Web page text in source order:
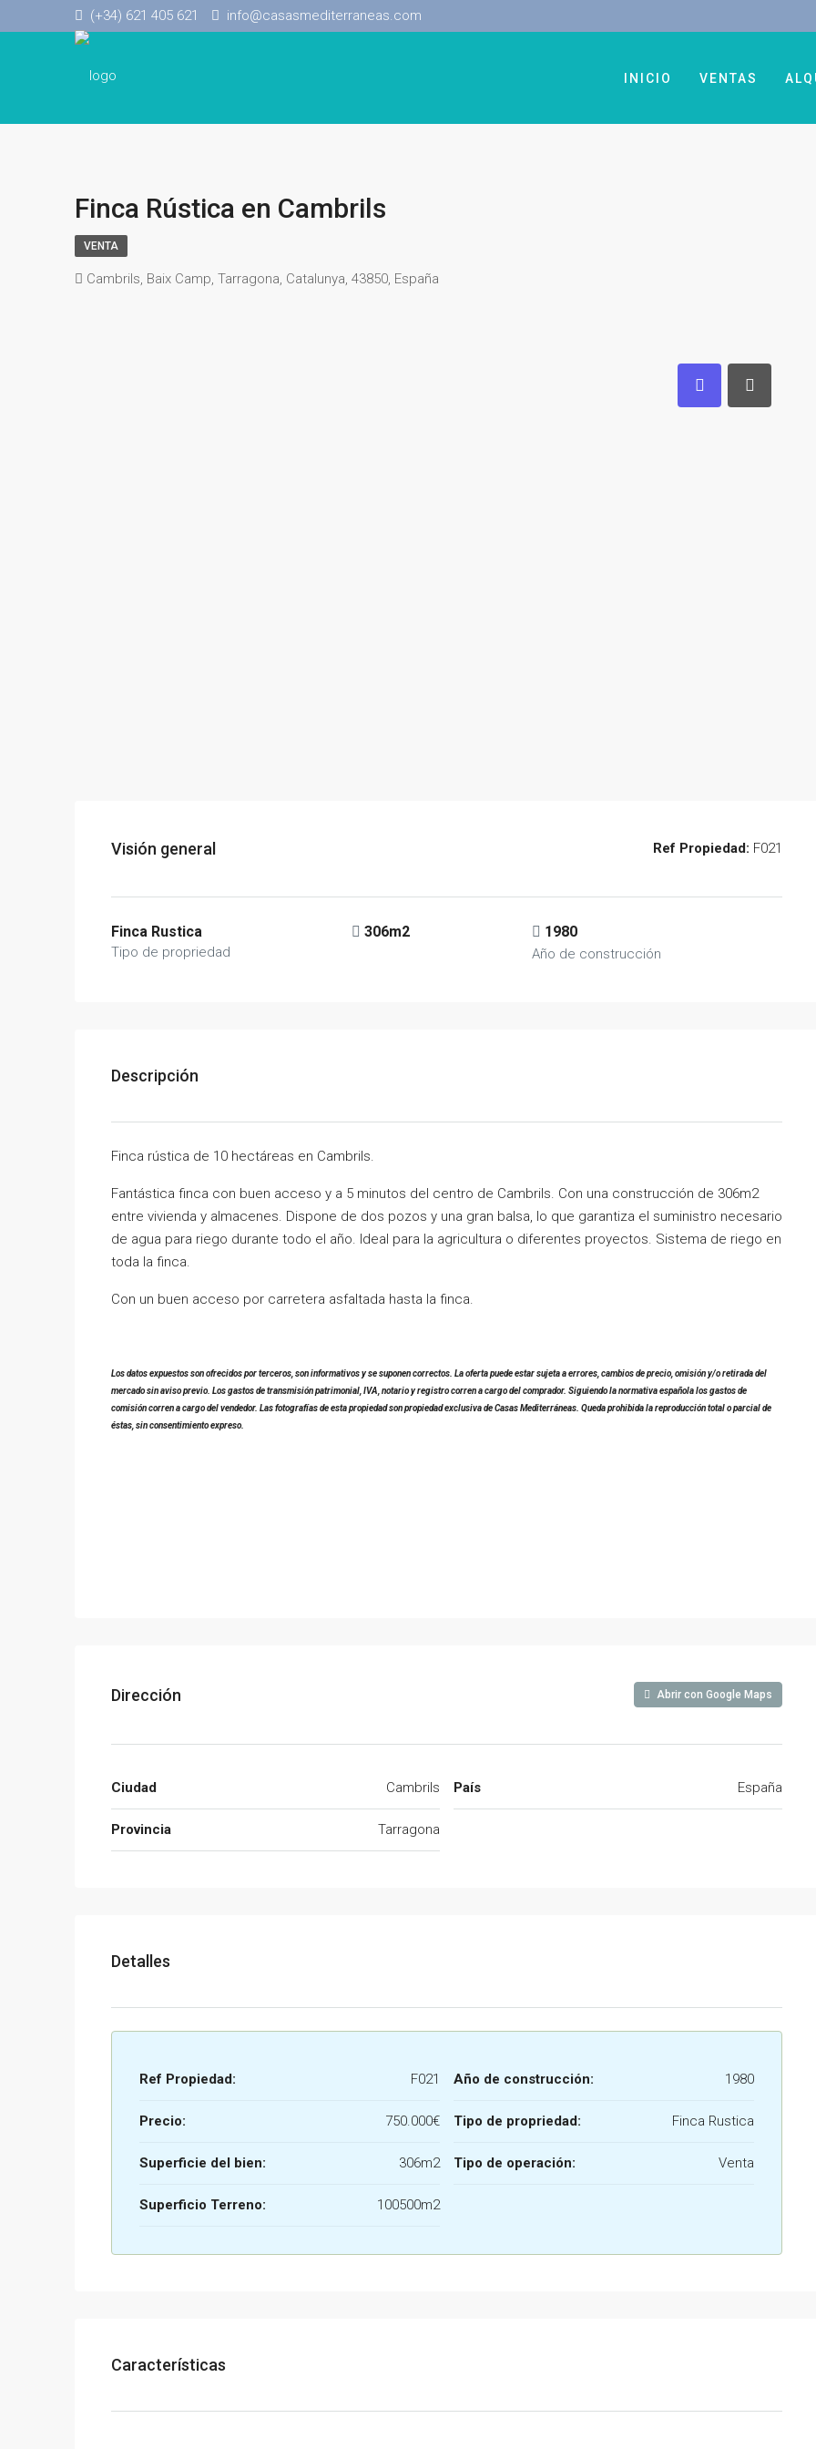
(+34) 621 405 621 info@casasmediterraneas.com
INICIO VENTAS
Finca Rústica en Cambrils
VENTA
Cambrils, Baix Camp, Tarragona, Catalunya, 43850, España
Visión general Ref Propiedad: F021
Finca Rustica
Tipo de propriedad
306m2 1980
Año de construcción
Descripción
Finca rústica de 10 hectáreas en Cambrils.
Fantástica finca con buen acceso y a 5 minutos del centro de Cambrils. Con una construcción de 306m2
entre vivienda y almacenes. Dispone de dos pozos y una gran balsa, lo que garantiza el suministro necesario
de agua para riego durante todo el año. Ideal para la agricultura o diferentes proyectos. Sistema de riego en
toda la finca.
Con un buen acceso por carretera asfaltada hasta la finca.
Los datos expuestos son ofrecidos por terceros, son informativos y se suponen correctos. La oferta puede estar sujeta a errores, cambios de precio, omisión y/o retirada del
mercado sin aviso previo. Los gastos de transmisión patrimonial, IVA, notario y registro corren a cargo del comprador. Siguiendo la normativa española los gastos de
comisión corren a cargo del vendedor. Las fotografías de esta propiedad son propiedad exclusiva de Casas Mediterráneas. Queda prohibida la reproducción total o parcial de
éstas, sin consentimiento expreso.
Dirección Abrir con Google Maps
Ciudad Cambrils
Provincia Tarragona
País España
Detalles
Ref Propiedad: F021
Precio: 750.000€
Superficie del bien: 306m2
Superficio Terreno: 100500m2
Año de construcción: 1980
Tipo de propriedad: Finca Rustica
Tipo de operación: Venta
Características